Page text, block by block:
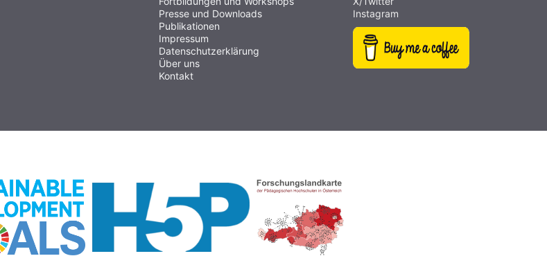
Presse und Downloads
Publikationen
Impressum
Datenschutzerklärung
Über uns
Kontakt
Instagram